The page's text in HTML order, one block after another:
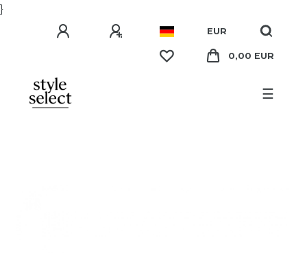
}
EUR
0,00 EUR
☰